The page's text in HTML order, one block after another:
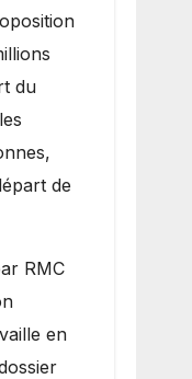
du
de
RMC
en